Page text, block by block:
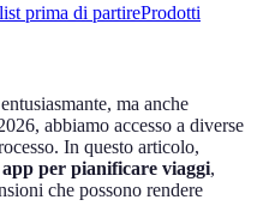
prima di partireProdotti
ma anche
abbiamo accesso a diverse
In questo articolo,
app per pianificare viaggi,
che possono rendere